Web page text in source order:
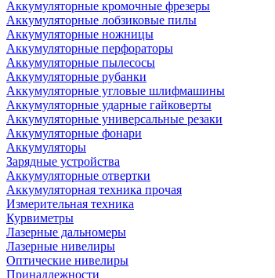
Аккумуляторные кромочные фрезеры
Аккумуляторные лобзиковые пилы
Аккумуляторные ножницы
Аккумуляторные перфораторы
Аккумуляторные пылесосы
Аккумуляторные рубанки
Аккумуляторные угловые шлифмашины
Аккумуляторные ударные гайковерты
Аккумуляторные универсальные резаки
Аккумуляторные фонари
Аккумуляторы
Зарядные устройства
Аккумуляторные отвертки
Аккумуляторная техника прочая
Измерительная техника
Курвиметры
Лазерные дальномеры
Лазерные нивелиры
Оптические нивелиры
Принадлежности